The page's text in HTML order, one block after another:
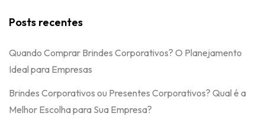
Posts recentes
Quando Comprar Brindes Corporativos? O Planejamento
Ideal para Empresas
Brindes Corporativos ou Presentes Corporativos? Qual é a
Melhor Escolha para Sua Empresa?